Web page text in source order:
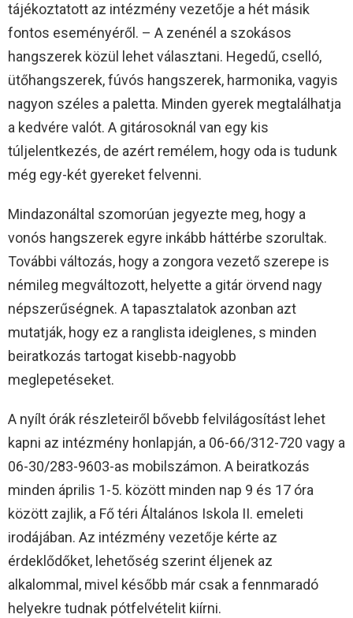
tájékoztatott az intézmény vezetője a hét másik
fontos eseményéről. – A zenénél a szokásos
hangszerek közül lehet választani. Hegedű, cselló,
ütőhangszerek, fúvós hangszerek, harmonika, vagyis
nagyon széles a paletta. Minden gyerek megtalálhatja
a kedvére valót. A gitárosoknál van egy kis
túljelentkezés, de azért remélem, hogy oda is tudunk
még egy-két gyereket felvenni.
Mindazonáltal szomorúan jegyezte meg, hogy a
vonós hangszerek egyre inkább háttérbe szorultak.
További változás, hogy a zongora vezető szerepe is
némileg megváltozott, helyette a gitár örvend nagy
népszerűségnek. A tapasztalatok azonban azt
mutatják, hogy ez a ranglista ideiglenes, s minden
beiratkozás tartogat kisebb-nagyobb
meglepetéseket.
A nyílt órák részleteiről bővebb felvilágosítást lehet
kapni az intézmény honlapján, a 06-66/312-720 vagy a
06-30/283-9603-as mobilszámon. A beiratkozás
minden április 1-5. között minden nap 9 és 17 óra
között zajlik, a Fő téri Általános Iskola II. emeleti
irodájában. Az intézmény vezetője kérte az
érdeklődőket, lehetőség szerint éljenek az
alkalommal, mivel később már csak a fennmaradó
helyekre tudnak pótfelvételit kiírni.